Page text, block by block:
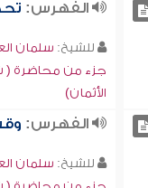
الفهرس:
للشيخ: سلمان
جزء من محاضرة (
الأثمان)
الفهرس:
للشيخ: سلمان